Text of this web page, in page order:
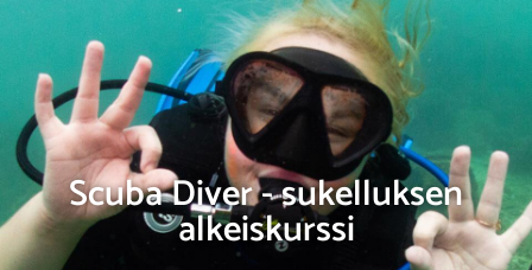
Scuba Diver - sukelluksen
alkeiskurssi